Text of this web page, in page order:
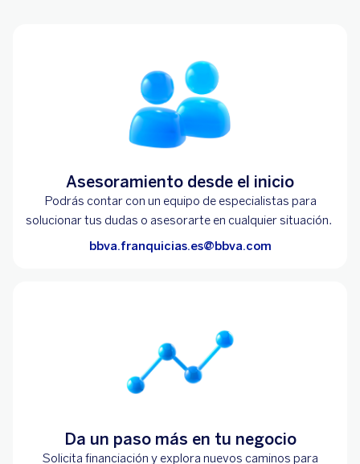
Asesoramiento desde el inicio
Podrás contar con un equipo de especialistas para
solucionar tus dudas o asesorarte en cualquier situación.
bbva.franquicias.es@bbva.com
Da un paso más en tu negocio
Solicita financiación y explora nuevos caminos para